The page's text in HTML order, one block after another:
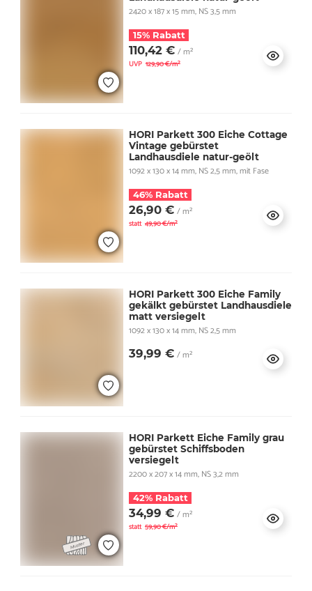
2420 x 187 x 15 mm, NS 3,5 mm
15% Rabatt
110,42 € / m²
UVP 129,90 €/m²
HORI Parkett 300 Eiche Cottage
Vintage gebürstet
Landhausdiele natur-geölt
1092 x 130 x 14 mm, NS 2,5 mm, mit Fase
46% Rabatt
26,90 € / m²
statt 49,90 €/m²
HORI Parkett 300 Eiche Family
gekälkt gebürstet Landhausdiele
matt versiegelt
1092 x 130 x 14 mm, NS 2,5 mm
39,99 € / m²
HORI Parkett Eiche Family grau
gebürstet Schiffsboden
versiegelt
2200 x 207 x 14 mm, NS 3,2 mm
42% Rabatt
34,99 € / m²
statt 59,90 €/m²